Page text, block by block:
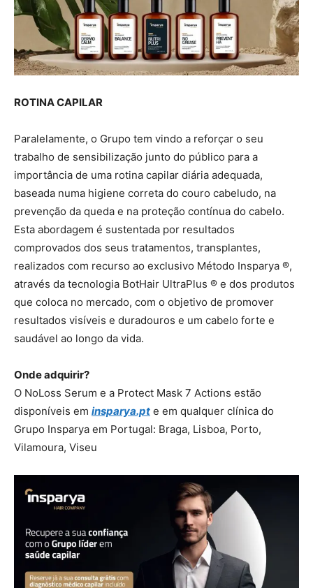
ROTINA CAPILAR
Paralelamente, o Grupo tem vindo a reforçar o seu
trabalho de sensibilização junto do público para a
importância de uma rotina capilar diária adequada,
baseada numa higiene correta do couro cabeludo, na
prevenção da queda e na proteção contínua do cabelo.
Esta abordagem é sustentada por resultados
comprovados dos seus tratamentos, transplantes,
realizados com recurso ao exclusivo Método Insparya ®,
através da tecnologia BotHair UltraPlus ® e dos produtos
que coloca no mercado, com o objetivo de promover
resultados visíveis e duradouros e um cabelo forte e
saudável ao longo da vida.
Onde adquirir?
O NoLoss Serum e a Protect Mask 7 Actions estão
disponíveis em insparya.pt e em qualquer clínica do
Grupo Insparya em Portugal: Braga, Lisboa, Porto,
Vilamoura, Viseu